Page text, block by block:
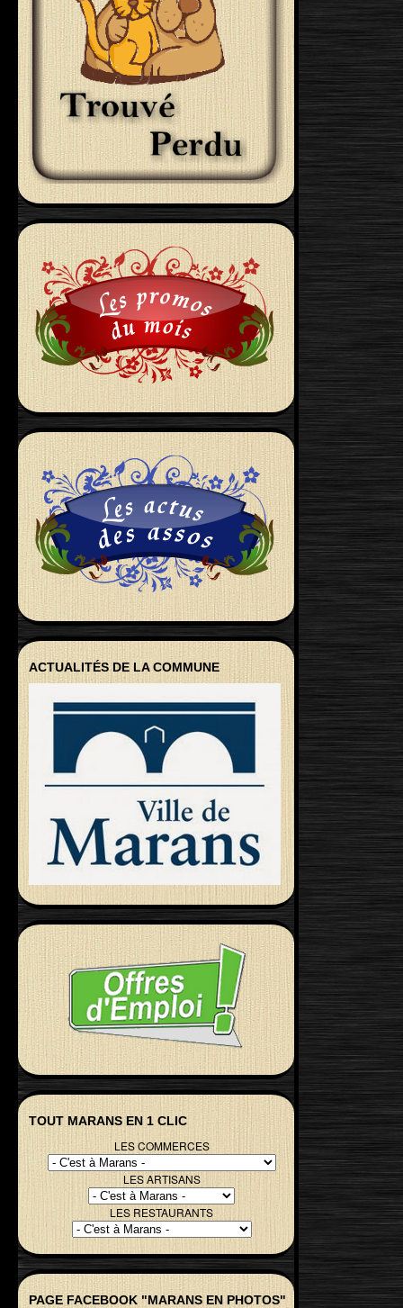
ACTUALITÉS DE LA COMMUNE
TOUT MARANS EN 1 CLIC
LES COMMERCES
LES ARTISANS
LES RESTAURANTS
PAGE FACEBOOK "MARANS EN PHOTOS"